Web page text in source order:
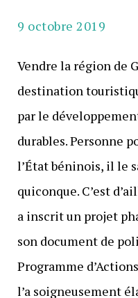
9 octobre 2019
Vendre la région de
destination
par le
durables. Personne
l’État béninois, il le
quiconque. C’est
a inscrit un projet
son document de
Programme
l’a soigneusement